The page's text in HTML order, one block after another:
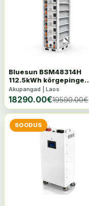
Bluesun BSM48314H
112.5kWh kõrgepinge
akupank
Akupangad | Laos
18290.00€19590.00€
SOODUS